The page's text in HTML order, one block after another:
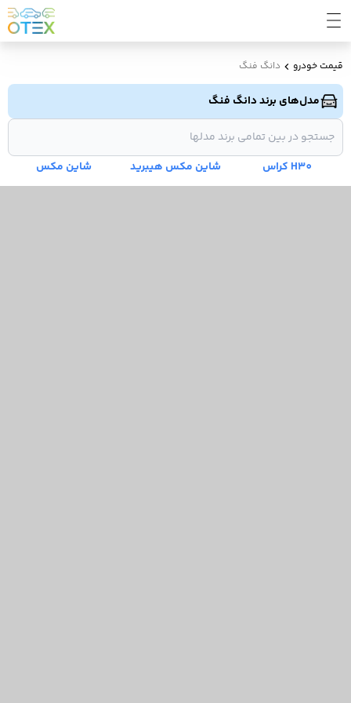
قیمت خودرو دانگ فنگ
مدل‌های برند دانگ فنگ
H30 کراس شاین مکس هیبرید شاین مکس